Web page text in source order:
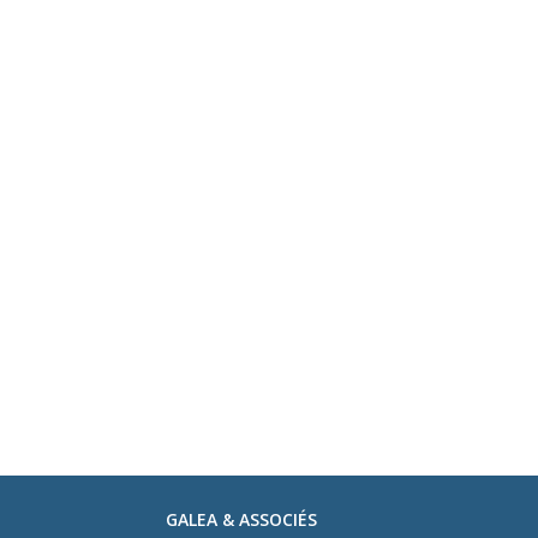
GALEA & ASSOCIÉS